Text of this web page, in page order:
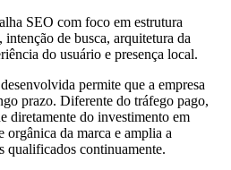
SEO com foco em estrutura
de busca, arquitetura da
do usuário e presença local.
permite que a empresa
prazo. Diferente do tráfego pago,
diretamente do investimento em
orgânica da marca e amplia a
qualificados continuamente.